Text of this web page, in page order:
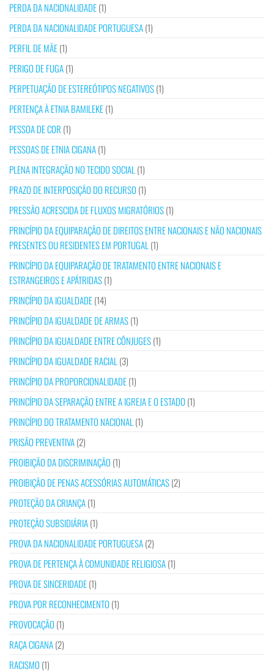
PERDA DA NACIONALIDADE(1)
PERDA DA NACIONALIDADE PORTUGUESA(1)
PERFIL DE MÃE(1)
PERIGO DE FUGA(1)
PERPETUAÇÃO DE ESTEREÓTIPOS NEGATIVOS(1)
PERTENÇA À ETNIA BAMILEKE(1)
PESSOA DE COR (1)
PESSOAS DE ETNIA CIGANA(1)
PLENA INTEGRAÇÃO NO TECIDO SOCIAL(1)
PRAZO DE INTERPOSIÇÃO DO RECURSO (1)
PRESSÃO ACRESCIDA DE FLUXOS MIGRATÓRIOS(1)
PRINCÍPIO DA EQUIPARAÇÃO DE DIREITOS ENTRE NACIONAIS E NÃO NACIONAIS
PRESENTES OU RESIDENTES EM PORTUGAL(1)
PRINCÍPIO DA EQUIPARAÇÃO DE TRATAMENTO ENTRE NACIONAIS E
ESTRANGEIROS E APÁTRIDAS(1)
PRINCÍPIO DA IGUALDADE(14)
PRINCÍPIO DA IGUALDADE DE ARMAS(1)
PRINCÍPIO DA IGUALDADE ENTRE CÔNJUGES(1)
PRINCÍPIO DA IGUALDADE RACIAL(3)
PRINCÍPIO DA PROPORCIONALIDADE(1)
PRINCÍPIO DA SEPARAÇÃO ENTRE A IGREJA E O ESTADO (1)
PRINCÍPIO DO TRATAMENTO NACIONAL(1)
PRISÃO PREVENTIVA(2)
PROIBIÇÃO DA DISCRIMINAÇÃO (1)
PROIBIÇÃO DE PENAS ACESSÓRIAS AUTOMÁTICAS(2)
PROTEÇÃO DA CRIANÇA(1)
PROTEÇÃO SUBSIDIÁRIA(1)
PROVA DA NACIONALIDADE PORTUGUESA(2)
PROVA DE PERTENÇA À COMUNIDADE RELIGIOSA(1)
PROVA DE SINCERIDADE(1)
PROVA POR RECONHECIMENTO (1)
PROVOCAÇÃO (1)
RAÇA CIGANA(2)
RACISMO (1)